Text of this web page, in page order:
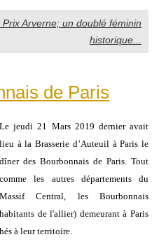
Arverne; un doublé féminin
historique...
de Paris
Le jeudi 21 Mars 2019 dernier avait
lieu à la Brasserie d’Auteuil à Paris le
dîner des Bourbonnais de Paris. Tout
comme les autres départements du
Massif Central, les Bourbonnais
de l'allier) demeurant à Paris
à leur territoire.